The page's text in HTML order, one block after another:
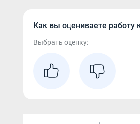
Как вы оцениваете работу
Выбрать оценку: